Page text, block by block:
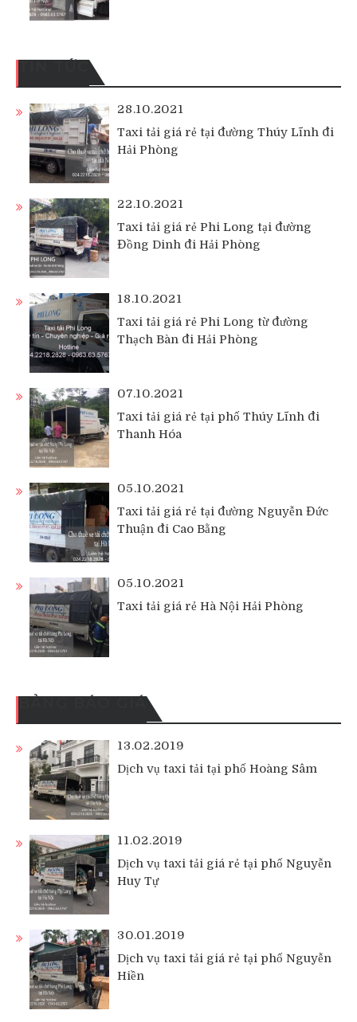
TIN TỨC
28.10.2021
Taxi tải giá rẻ tại đường Thúy Lĩnh đi
Hải Phòng
22.10.2021
Taxi tải giá rẻ Phi Long tại đường
Đồng Dinh đi Hải Phòng
18.10.2021
Taxi tải giá rẻ Phi Long từ đường
Thạch Bàn đi Hải Phòng
07.10.2021
Taxi tải giá rẻ tại phố Thúy Lĩnh đi
Thanh Hóa
05.10.2021
Taxi tải giá rẻ tại đường Nguyễn Đức
Thuận đi Cao Bằng
05.10.2021
Taxi tải giá rẻ Hà Nội Hải Phòng
BẢNG BÁO GIÁ
13.02.2019
Dịch vụ taxi tải tại phố Hoàng Sâm
11.02.2019
Dịch vụ taxi tải giá rẻ tại phố Nguyễn
Huy Tự
30.01.2019
Dịch vụ taxi tải giá rẻ tại phố Nguyễn
Hiền